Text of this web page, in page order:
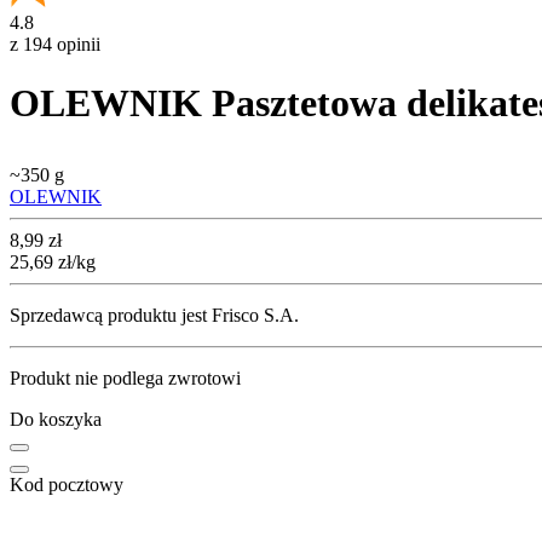
4.8
z 194 opinii
OLEWNIK Pasztetowa
~350 g
OLEWNIK
Cena
8,99 zł
25,69 zł/kg
Sprzedawcą produktu jest Frisco S.A.
Produkt nie podlega zwrotowi
Do koszyka
Kod pocztowy